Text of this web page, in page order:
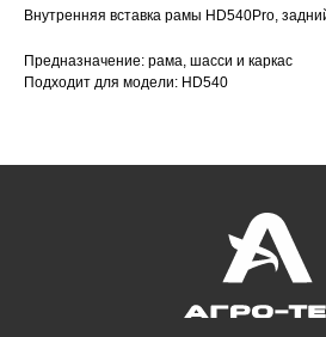
Внутренняя вставка рамы HD540Pro,
Предназначение: рама, шасси и каркас
Подходит для модели: HD540